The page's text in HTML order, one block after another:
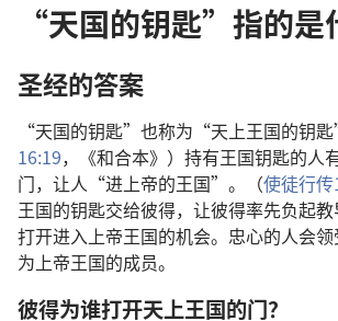
“天国的钥匙”指的是
圣经的答案
“天国的钥匙”也称为“天上王国的钥
16:19，《和合本》）持有王国钥匙的人
门，让人“进上帝的王国”。（使徒行
王国的钥匙交给彼得，让彼得率先负起
打开进入上帝王国的机会。忠心的人会
为上帝王国的成员。
彼得为谁打开天上王国的门？